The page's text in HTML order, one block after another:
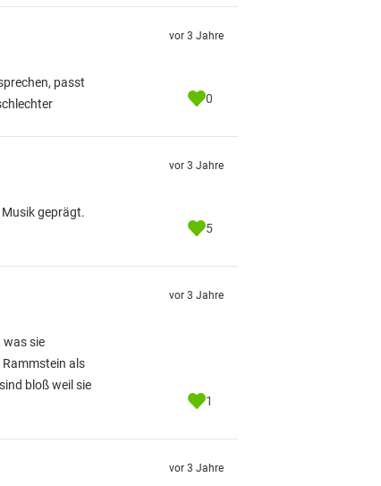
passt
vor 3 Jahre
0
geprägt.
vor 3 Jahre
5
was sie
als
bloß weil sie
vor 3 Jahre
1
vor 3 Jahre